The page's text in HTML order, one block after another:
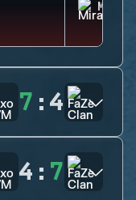
MIRA
7 : 4
4 : 7